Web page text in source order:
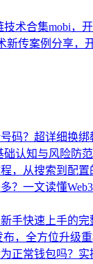
技术合集mobi，
新传案例分享，
码？超详细换绑
础认知与风险防
，从搜索到配置
？一文读懂
手快速上手的完
，全方位升级
正常钱包吗？